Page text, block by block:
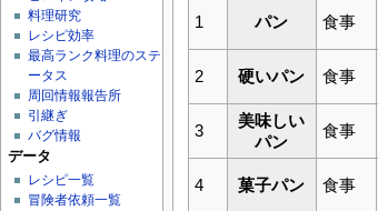
料理研究
レシピ効率
最高ランク料理のステ
ータス
周回情報報告所
引継ぎ
バグ情報
データ
レシピ一覧
冒険者依頼一覧
1 パン 食事
2 硬いパン 食事
3
美味しい
パン
食事
4 菓子パン 食事